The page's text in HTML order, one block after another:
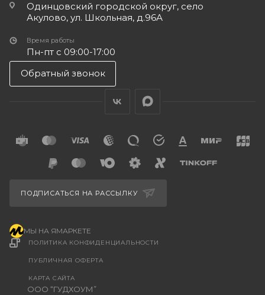
Одинцовский городской округ, село
Акулово, ул. Школьная, д.96А
Время работы
Пн-пт с 09:00-17:00
Обратный звонок
ООО “ГУДХОУМ”
ПОЛИТИКА КОНФИДЕНЦИАЛЬНОСТИ
ПУБЛИЧНАЯ ОФЕРТА
КАРТА САЙТА
ПОДПИСАТЬСЯ НА РАССЫЛКУ
МЫ НА ЯМАРКЕТЕ